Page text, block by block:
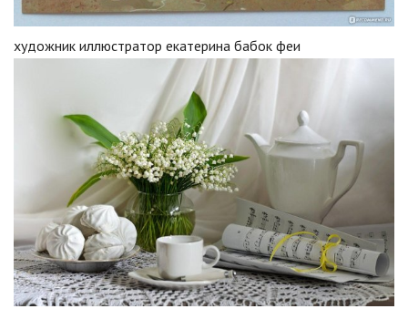
художник иллюстратор екатерина бабок феи